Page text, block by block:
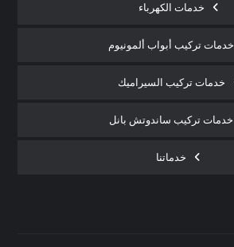
خدمات الكهرباء
خدمات تركيب أبواب ألمونيوم
خدمات تركيب السيراميك
خدمات تركيب ساندوتش بانل
خدماتنا